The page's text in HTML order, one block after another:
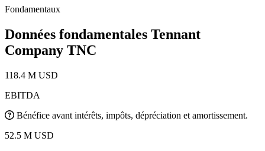
Fondamentaux
Données fondamentales Tennant
Company TNC
118.4 M USD
EBITDA
Bénéfice avant intérêts, impôts, dépréciation et amortissement.
52.5 M USD